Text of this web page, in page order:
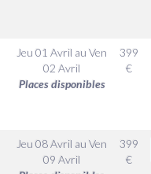
Jeu 01 Avril au Ven
02 Avril
Places disponibles
399
€
Jeu 08 Avril au Ven
09 Avril
399
€